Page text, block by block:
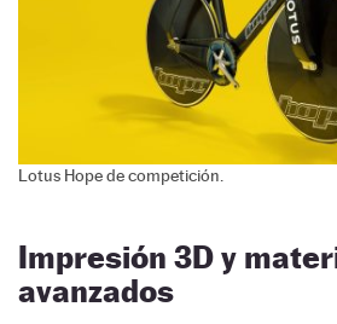
Lotus Hope de competición.
Impresión 3D y
avanzados